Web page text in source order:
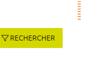
RECHERCHER